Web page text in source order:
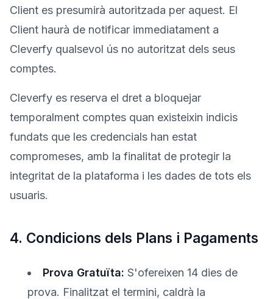
Client es presumirà autoritzada per aquest. El
Client haurà de notificar immediatament a
Cleverfy qualsevol ús no autoritzat dels seus
comptes.
Cleverfy es reserva el dret a bloquejar
temporalment comptes quan existeixin indicis
fundats que les credencials han estat
compromeses, amb la finalitat de protegir la
integritat de la plataforma i les dades de tots els
usuaris.
4. Condicions dels Plans i Pagaments
Prova Gratuïta: S'ofereixen 14 dies de
prova. Finalitzat el termini, caldrà la